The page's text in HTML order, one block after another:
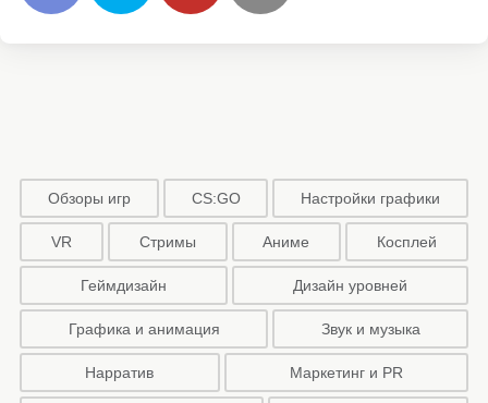
Обзоры игр CS:GO Настройки графики
VR Стримы Аниме Косплей
Геймдизайн Дизайн уровней
Графика и анимация Звук и музыка
Нарратив Маркетинг и PR